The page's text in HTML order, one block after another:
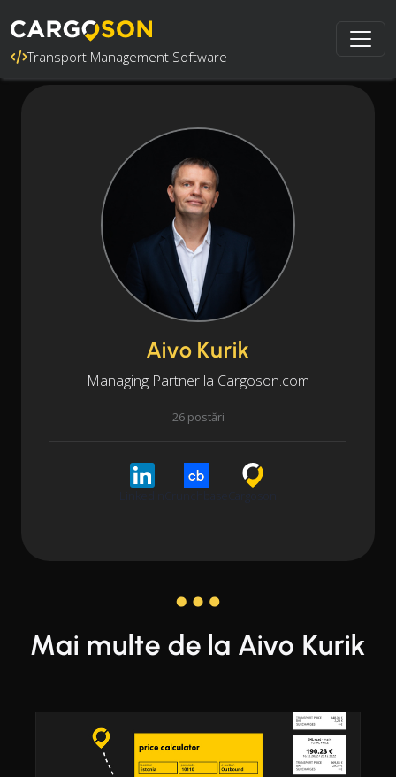
Transport Management Software
Aivo Kurik
Managing Partner la Cargoson.com
26 postări
Mai multe de la Aivo Kurik